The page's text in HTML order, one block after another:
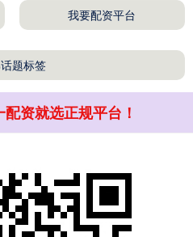
我要配资平台
题标签
资就选正规平台！